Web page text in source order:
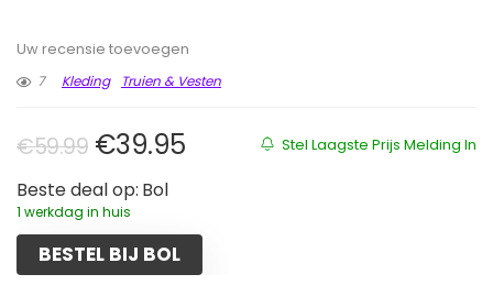
Uw recensie toevoegen
7
Kleding Truien & Vesten
Stel Laagste Prijs Melding In
€59.99 Oorspronkelijke prijs was:
€39.95Huidige prijs is: €39.95.
Beste deal op: Bol
1 werkdag in huis
BESTEL BIJ BOL